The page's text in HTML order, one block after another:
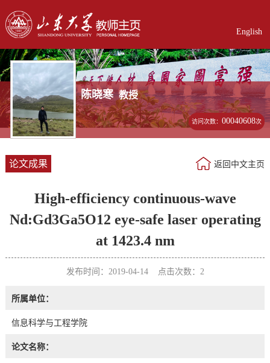
English
陈晓寒 教授
访问次数：00040608次
论文成果 返回中文主页
High-efficiency continuous-wave
Nd:Gd3Ga5O12 eye-safe laser operating
at 1423.4 nm
发布时间：2019-04-14 点击次数： 2
所属单位：
信息科学与工程学院
论文名称：